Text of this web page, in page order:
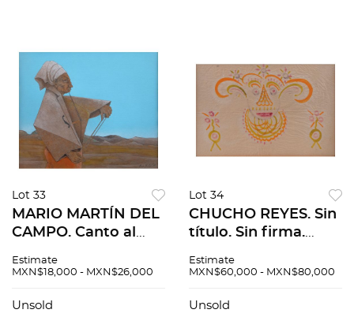
Lot 33
MARIO MARTÍN DEL
CAMPO. Canto al
fechado 91. Acrílico
cm
Estimate
MXN$18,000 - MXN$26,000
Unsold
Lot 34
CHUCHO REYES. Sin
título. Sin firma.
de china. 46.5 x 69
Estimate
MXN$60,000 - MXN$80,000
Unsold